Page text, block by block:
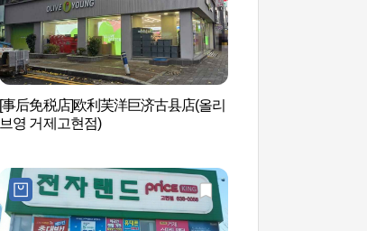
[事后免税店]欧利芙洋巨济古县店(올리
브영 거제고현점)